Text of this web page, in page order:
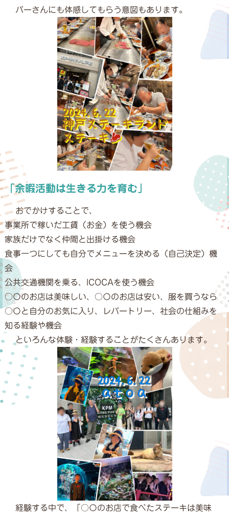
バーさんにも体感してもらう意図もあります。
「余暇活動は生きる力を育む」
おでかけすることで、
事業所で稼いだ工賃（お金）を使う機会
家族だけでなく仲間と出掛ける機会
食事一つにしても自分でメニューを決める（自己決定）機
会
公共交通機関を乗る、ICOCAを使う機会
○〇のお店は美味しい、○〇のお店は安い、服を買うなら
○〇と自分のお気に入り、レパートリー、社会の仕組みを
知る経験や機会
といろんな体験・経験することがたくさんあります。
経験する中で、「○〇のお店で食べたステーキは美味